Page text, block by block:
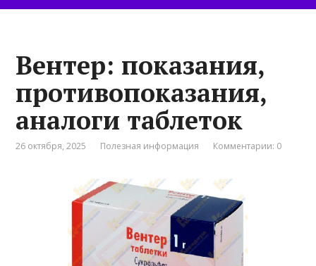
Вентер: показания,
противопоказания,
аналоги таблеток
26 октября, 2025 Полезная информация Комментарии: 0